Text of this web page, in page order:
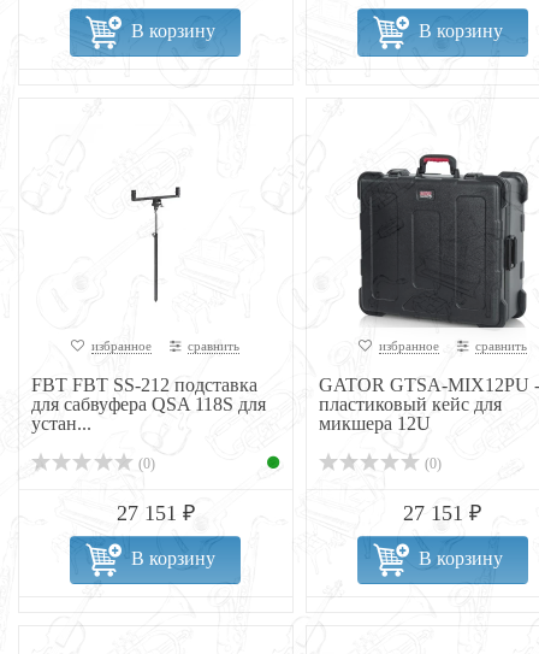
В корзину В корзину
избранное сравнить
FBT FBT SS-212 подставка
для сабвуфера QSA 118S для
устан...
(0)
27 151 ₽
В корзину
избранное сравнить
GATOR GTSA-MIX12PU -
пластиковый кейс для
микшера 12U
(0)
27 151 ₽
В корзину